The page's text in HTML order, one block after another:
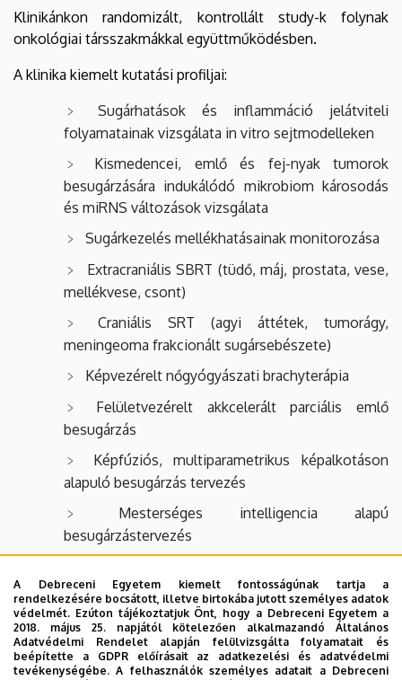
A Debreceni Egyetem kiemelt fontosságúnak tartja a
rendelkezésére bocsátott, illetve birtokába jutott személyes adatok
védelmét. Ezúton tájékoztatjuk Önt, hogy a Debreceni Egyetem a
2018. május 25. napjától kötelezően alkalmazandó Általános
Adatvédelmi Rendelet alapján felülvizsgálta folyamatait és
beépítette a GDPR előírásait az adatkezelési és adatvédelmi
tevékenységébe. A felhasználók személyes adatait a Debreceni
Klinikánkon randomizált, kontrollált study-k folynak
onkológiai társszakmákkal együttműködésben.
A klinika kiemelt kutatási profiljai:
Sugárhatások és inflammáció jelátviteli
folyamatainak vizsgálata in vitro sejtmodelleken
Kismedencei, emlő és fej-nyak tumorok
besugárzására indukálódó mikrobiom károsodás
és miRNS változások vizsgálata
Sugárkezelés mellékhatásainak monitorozása
Extracraniális SBRT (tüdő, máj, prostata, vese,
mellékvese, csont)
Craniális SRT (agyi áttétek, tumorágy,
meningeoma frakcionált sugársebészete)
Képvezérelt nőgyógyászati brachyterápia
Felületvezérelt akkcelerált parciális emlő
besugárzás
Képfúziós, multiparametrikus képalkotáson
alapuló besugárzás tervezés
Mesterséges intelligencia alapú
besugárzástervezés
kezelésében
VMAT alapú teljes test besugárzás felnőtt
betegeknél
Sugárkezelési modalitások a gyermekkori